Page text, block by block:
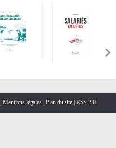
Mentions légales Plan du site RSS 2.0